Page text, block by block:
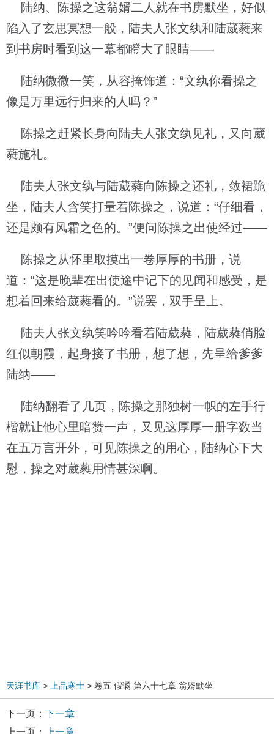
陆纳、陈操之这翁婿二人就在书房默坐，好似
陷入了玄思冥想一般，陆夫人张文纨和陆葳蕤来
到书房时看到这一幕都瞪大了眼睛——
陆纳微微一笑，从容掩饰道：“文纨你看操之
像是万里远行归来的人吗？”
陈操之赶紧长身向陆夫人张文纨见礼，又向葳
蕤施礼。
陆夫人张文纨与陆葳蕤向陈操之还礼，敛裙跪
坐，陆夫人含笑打量着陈操之，说道：“仔细看，
还是颇有风霜之色的。”便问陈操之出使经过——
陈操之从怀里取摸出一卷厚厚的书册，说
道：“这是晚辈在出使途中记下的见闻和感受，是
想着回来给葳蕤看的。”说罢，双手呈上。
陆夫人张文纨笑吟吟看着陆葳蕤，陆葳蕤俏脸
红似朝霞，起身接了书册，想了想，先呈给爹爹
陆纳——
陆纳翻看了几页，陈操之那独树一帜的左手行
楷就让他心里暗赞一声，又见这厚厚一册字数当
在五万言开外，可见陈操之的用心，陆纳心下大
慰，操之对葳蕤用情甚深啊。
天涯书库 > 上品寒士 > 卷五 假谲 第六十七章 翁婿默坐
下一页： 下一章
上一页：
上一章